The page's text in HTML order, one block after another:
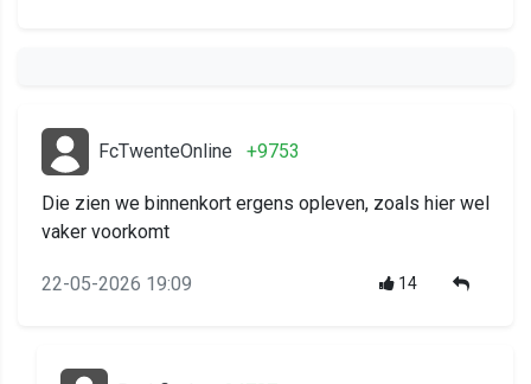
FcTwenteOnline +9753
Die zien we binnenkort ergens opleven, zoals hier wel
vaker voorkomt
22-05-2026 19:09 14